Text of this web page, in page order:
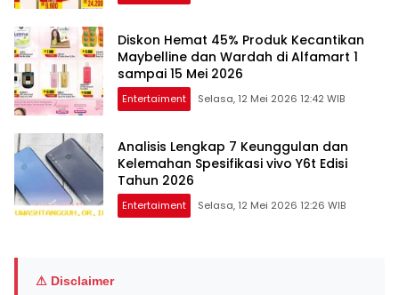
Diskon Hemat 45% Produk Kecantikan
Maybelline dan Wardah di Alfamart 1
sampai 15 Mei 2026
Entertaiment Selasa, 12 Mei 2026 12:42 WIB
Analisis Lengkap 7 Keunggulan dan
Kelemahan Spesifikasi vivo Y6t Edisi
Tahun 2026
Entertaiment Selasa, 12 Mei 2026 12:26 WIB
⚠ Disclaimer